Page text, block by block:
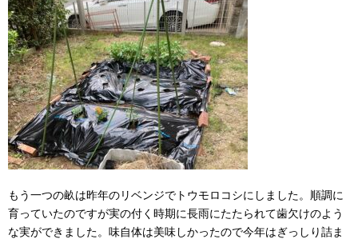
もう一つの畝は昨年のリベンジでトウモロコシにしました。順調に
育っていたのですが実の付く時期に長雨にたたられて歯欠けのよう
な実ができました。味自体は美味しかったので今年はぎっしり詰ま